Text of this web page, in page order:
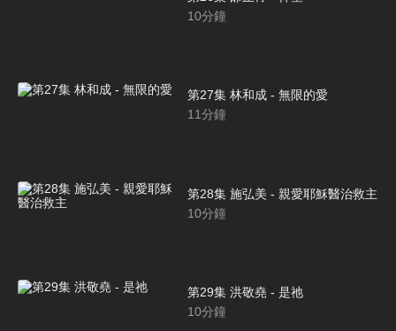
10分鐘
第27集 林和成 - 無限的愛
11分鐘
第28集 施弘美 - 親愛耶穌醫治救主
10分鐘
第29集 洪敬堯 - 是祂
10分鐘